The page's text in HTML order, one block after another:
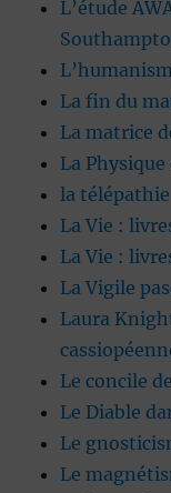
L’étude
La fin du
La matrice
La
la télépathie
La Vie :
La Vie :
La Vigile
Laura
Le concile
Le Diable
Le
Le